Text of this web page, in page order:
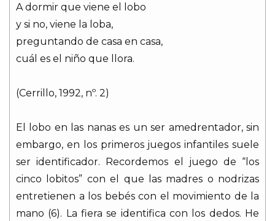
A dormir que viene el lobo
y si no, viene la loba,
preguntando de casa en casa,
cuál es el niño que llora.
(Cerrillo, 1992, nº. 2)
El lobo en las nanas es un ser amedrentador, sin
embargo, en los primeros juegos infantiles suele
ser identificador. Recordemos el juego de “los
cinco lobitos” con el que las madres o nodrizas
entretienen a los bebés con el movimiento de la
mano (6). La fiera se identifica con los dedos. He